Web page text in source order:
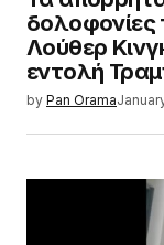
δολοφονίες
Λούθερ
εντολή
by Pan Orama